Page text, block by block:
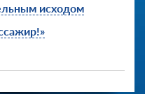
исходом